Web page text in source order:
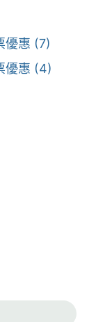
優惠 (7)
優惠 (4)